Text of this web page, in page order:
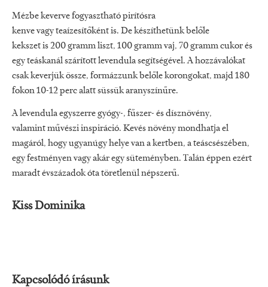
Mézbe keverve fogyasztható pirítósra
kenve vagy teaízesítőként is. De készíthetünk belőle
kekszet is 200 gramm liszt, 100 gramm vaj, 70 gramm cukor és
egy teáskanál szárított levendula segítségével. A hozzávalókat
csak keverjük össze, formázzunk belőle korongokat, majd 180
fokon 10-12 perc alatt süssük aranyszínűre.
A levendula egyszerre gyógy-, fűszer- és dísznövény,
valamint művészi inspiráció. Kevés növény mondhatja el
magáról, hogy ugyanúgy helye van a kertben, a teáscsészében,
egy festményen vagy akár egy süteményben. Talán éppen ezért
maradt évszázadok óta töretlenül népszerű.
Kiss Dominika
Kapcsolódó írásunk